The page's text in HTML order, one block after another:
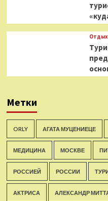
Отдых
Метки
ORLY АГАТА МУЦЕНИЕЦЕ
МЕДИЦИНА МОСКВЕ
РОССИЕЙ РОССИИ
АКТРИСА АЛЕКСАНДР